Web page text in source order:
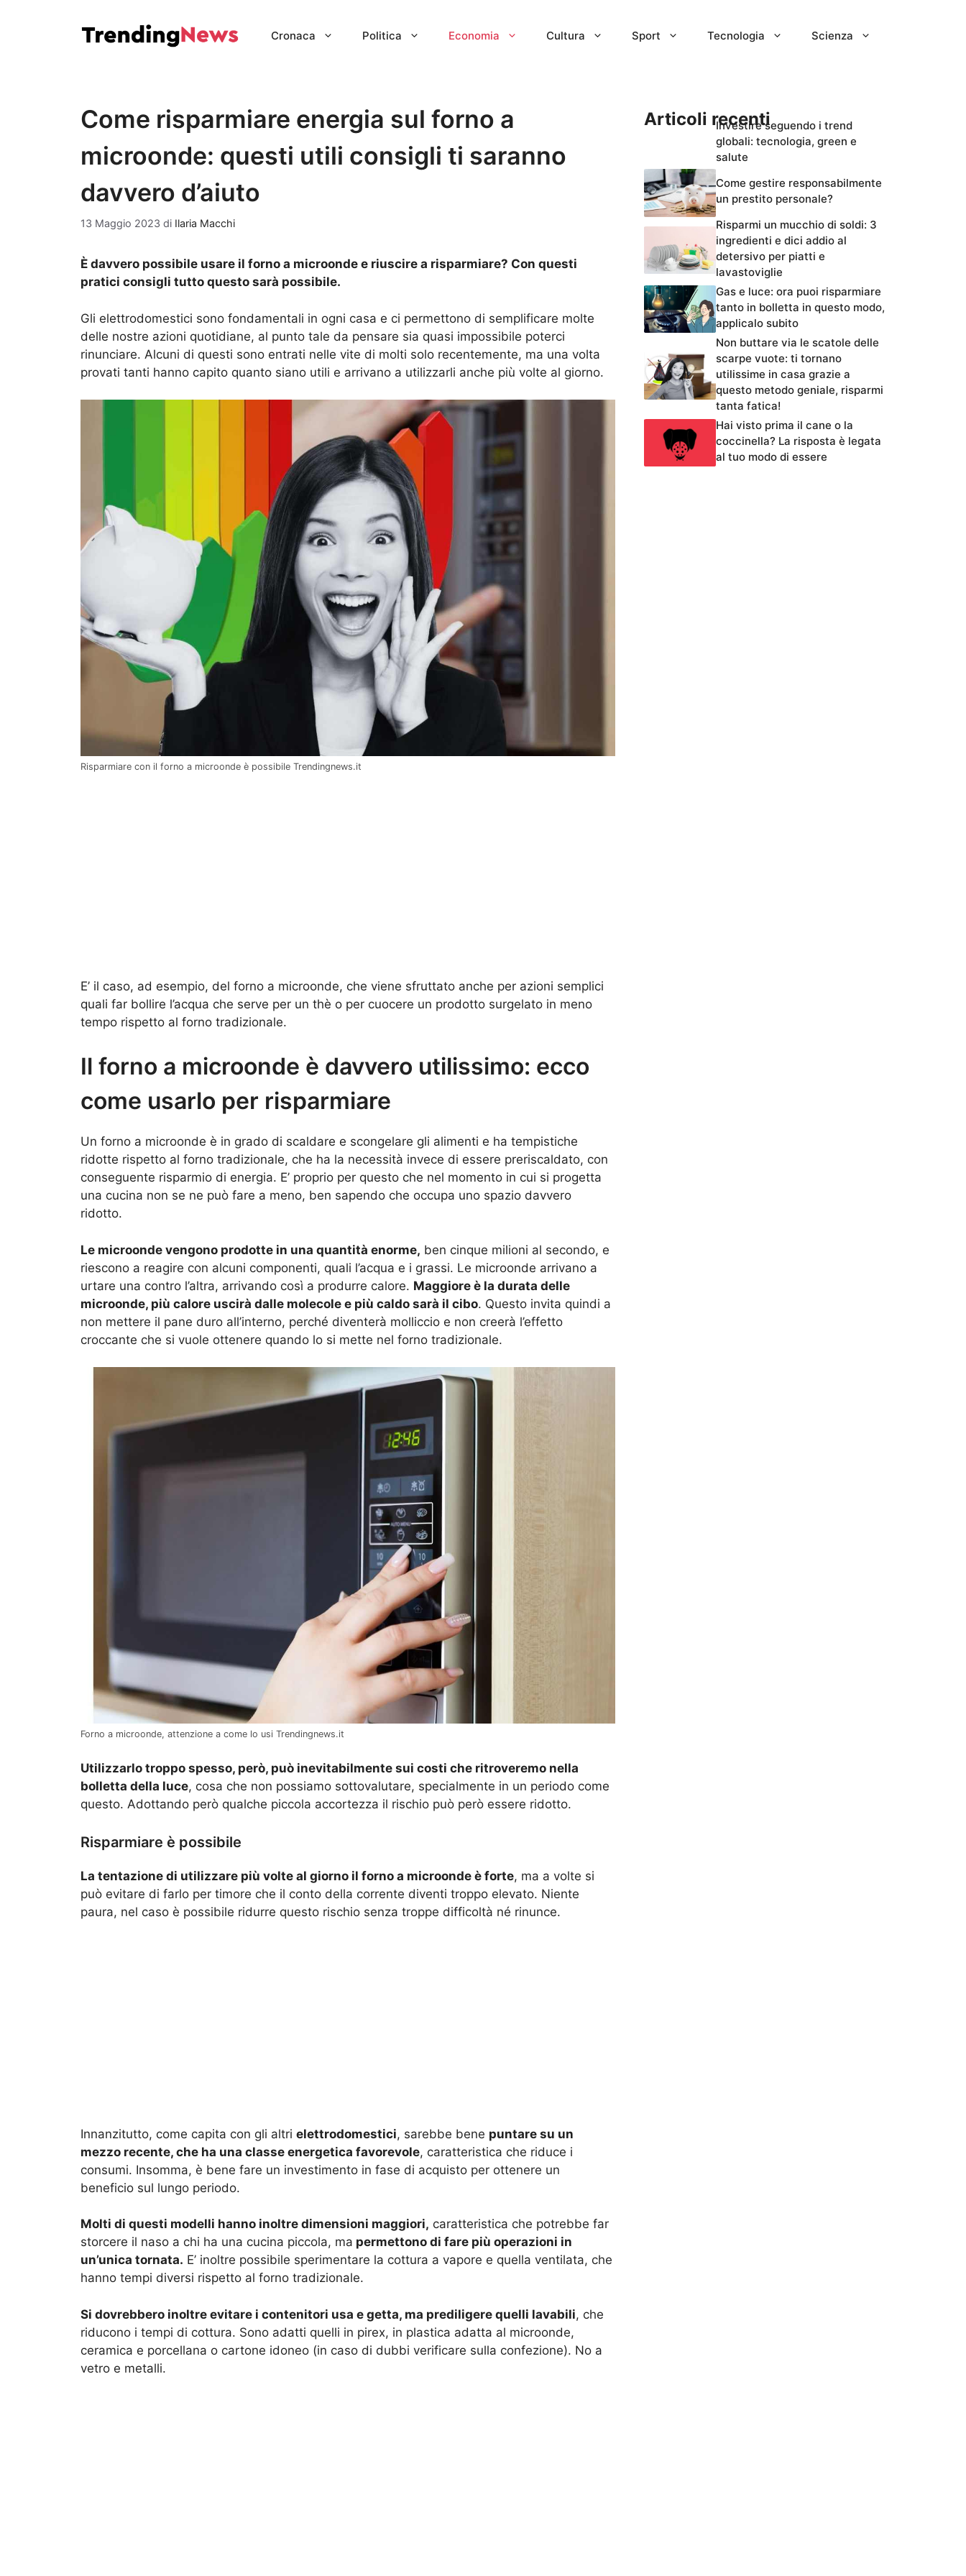
Cronaca Politica Economia Cultura Sport Tecnologia Scienza
Come risparmiare energia sul forno a
microonde: questi utili consigli ti saranno
davvero d’aiuto
13 Maggio 2023 di Ilaria Macchi
È davvero possibile usare il forno a microonde e riuscire a risparmiare? Con questi
pratici consigli tutto questo sarà possibile.
Gli elettrodomestici sono fondamentali in ogni casa e ci permettono di semplificare molte
delle nostre azioni quotidiane, al punto tale da pensare sia quasi impossibile poterci
rinunciare. Alcuni di questi sono entrati nelle vite di molti solo recentemente, ma una volta
provati tanti hanno capito quanto siano utili e arrivano a utilizzarli anche più volte al giorno.
Risparmiare con il forno a microonde è possibile Trendingnews.it
E’ il caso, ad esempio, del forno a microonde, che viene sfruttato anche per azioni semplici
quali far bollire l’acqua che serve per un thè o per cuocere un prodotto surgelato in meno
tempo rispetto al forno tradizionale.
Il forno a microonde è davvero utilissimo: ecco
come usarlo per risparmiare
Un forno a microonde è in grado di scaldare e scongelare gli alimenti e ha tempistiche
ridotte rispetto al forno tradizionale, che ha la necessità invece di essere preriscaldato, con
conseguente risparmio di energia. E’ proprio per questo che nel momento in cui si progetta
una cucina non se ne può fare a meno, ben sapendo che occupa uno spazio davvero
ridotto.
Le microonde vengono prodotte in una quantità enorme, ben cinque milioni al secondo, e
riescono a reagire con alcuni componenti, quali l’acqua e i grassi. Le microonde arrivano a
urtare una contro l’altra, arrivando così a produrre calore. Maggiore è la durata delle
microonde, più calore uscirà dalle molecole e più caldo sarà il cibo. Questo invita quindi a
non mettere il pane duro all’interno, perché diventerà molliccio e non creerà l’effetto
croccante che si vuole ottenere quando lo si mette nel forno tradizionale.
Forno a microonde, attenzione a come lo usi Trendingnews.it
Utilizzarlo troppo spesso, però, può inevitabilmente sui costi che ritroveremo nella
bolletta della luce, cosa che non possiamo sottovalutare, specialmente in un periodo come
questo. Adottando però qualche piccola accortezza il rischio può però essere ridotto.
Risparmiare è possibile
La tentazione di utilizzare più volte al giorno il forno a microonde è forte, ma a volte si
può evitare di farlo per timore che il conto della corrente diventi troppo elevato. Niente
paura, nel caso è possibile ridurre questo rischio senza troppe difficoltà né rinunce.
Innanzitutto, come capita con gli altri elettrodomestici, sarebbe bene puntare su un
mezzo recente, che ha una classe energetica favorevole, caratteristica che riduce i
consumi. Insomma, è bene fare un investimento in fase di acquisto per ottenere un
beneficio sul lungo periodo.
Molti di questi modelli hanno inoltre dimensioni maggiori, caratteristica che potrebbe far
storcere il naso a chi ha una cucina piccola, ma permettono di fare più operazioni in
un’unica tornata. E’ inoltre possibile sperimentare la cottura a vapore e quella ventilata, che
hanno tempi diversi rispetto al forno tradizionale.
Si dovrebbero inoltre evitare i contenitori usa e getta, ma prediligere quelli lavabili, che
riducono i tempi di cottura. Sono adatti quelli in pirex, in plastica adatta al microonde,
ceramica e porcellana o cartone idoneo (in caso di dubbi verificare sulla confezione). No a
vetro e metalli.
Articoli recentiInvestire seguendo i trend
globali: tecnologia, green e
salute
Come gestire responsabilmente
un prestito personale?
Risparmi un mucchio di soldi: 3
ingredienti e dici addio al
detersivo per piatti e
lavastoviglie
Gas e luce: ora puoi risparmiare
tanto in bolletta in questo modo,
applicalo subito
Non buttare via le scatole delle
scarpe vuote: ti tornano
utilissime in casa grazie a
questo metodo geniale, risparmi
tanta fatica!
Hai visto prima il cane o la
coccinella? La risposta è legata
al tuo modo di essere